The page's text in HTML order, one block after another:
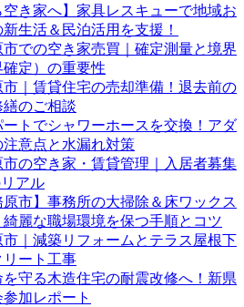
空き家へ】家具レスキューで地域お
生活＆民泊活用を支援！
での空き家売買｜確定測量と境界
定）の重要性
｜賃貸住宅の売却準備！退去前の
のご相談
トでシャワーホースを交換！アダ
意点と水漏れ対策
の空き家・賃貸管理｜入居者募集
アル
原市】事務所の大掃除＆床ワックス
麗な職場環境を保つ手順とコツ
｜減築リフォームとテラス屋根下
ート工事
を守る木造住宅の耐震改修へ！新県
加レポート